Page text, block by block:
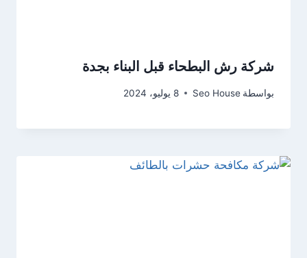
شركة رش البطحاء قبل البناء بجدة
بواسطة Seo House 8 يوليو، 2024